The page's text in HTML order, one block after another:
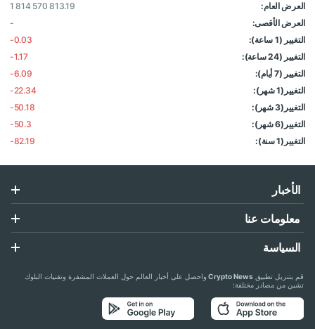
العرض العام:
1 814 570 813.19
العرض الأقصى:
-
التغيير (1 ساعة):
-0.03
التغيير (24 ساعة):
-1.17
التغيير (7 أيام):
-6.09
التغيير(1 شهر):
-22.34
التغيير(3 شهر):
-50.18
التغيير(6 شهر):
-50.3
التغيير(1 سنة):
-82.19
الأخبار
معلومات عنا
السياسة
قم بتنزيل تطبيق Crypto Newsواحصل على أخبار العالم حول العملات المشفرة وتقنيات البلوك
تشين من مصادر مختلفة: